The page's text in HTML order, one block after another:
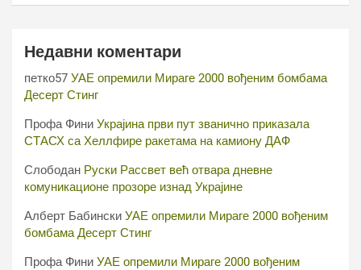
Недавни коментари
петко57 УАЕ опремили Мираге 2000 вођеним бомбама
Десерт Стинг
Профа Фини Украјина први пут званично приказала
СТАСХ са Хеллфире ракетама на камиону ДАФ
Слободан Руски Рассвет већ отвара дневне
комуникационе прозоре изнад Украјине
Алберт Бабински УАЕ опремили Мираге 2000 вођеним
бомбама Десерт Стинг
Профа Фини УАЕ опремили Мираге 2000 вођеним